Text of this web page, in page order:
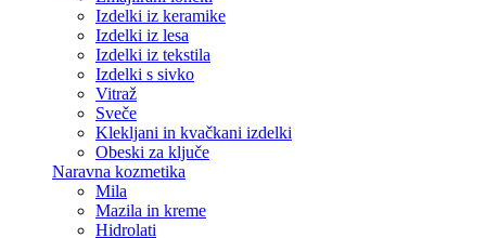
Izdelki iz keramike
Izdelki iz lesa
Izdelki iz tekstila
Izdelki s sivko
Vitraž
Sveče
Klekljani in kvačkani izdelki
Obeski za ključe
Naravna kozmetika
Mila
Mazila in kreme
Hidrolati